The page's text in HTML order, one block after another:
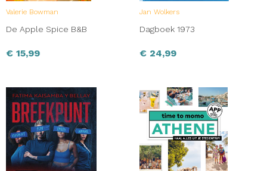
Valerie Bowman
De Apple Spice B&B
€ 15,99
Jan Wolkers
Dagboek 1973
€ 24,99